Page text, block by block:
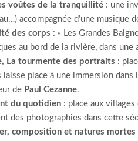
voûtes de la tranquillité : une
accompagnée d’une musique
des corps : « Les Grandes
au bord de la rivière, dans une
La tourmente des portraits :
laisse place à une immersion
de Paul Cezanne.
du quotidien : place aux
des photographies dans cette
composition et natures mortes